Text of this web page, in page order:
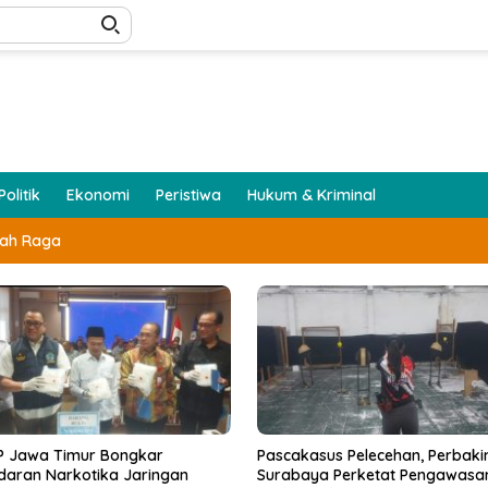
Ekonomi Peristiwa Hukum & Kriminal
Raga
Pelecehan, Perbakin
Perketat Pengawasan
Jelang Tahun Ajaran Baru,
Seragam Sekolah di Surabaya